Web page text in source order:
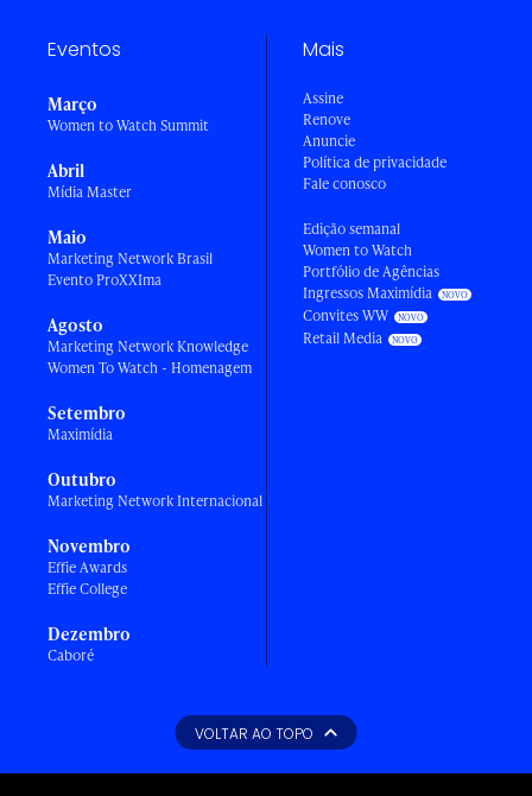
Eventos
Março
Women to Watch Summit
Abril
Mídia Master
Maio
Marketing Network Brasil
Evento ProXXIma
Agosto
Marketing Network Knowledge
Women To Watch - Homenagem
Setembro
Maximídia
Outubro
Marketing Network Internacional
Novembro
Effie Awards
Effie College
Dezembro
Caboré
Mais
Assine
Renove
Anuncie
Política de privacidade
Fale conosco
Edição semanal
Women to Watch
Portfólio de Agências
Ingressos Maximídia
Convites WW
Retail Media
VOLTAR AO TOPO